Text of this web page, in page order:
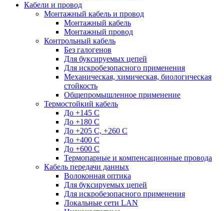
Кабели и провод
Монтажный кабель и провод
Монтажный кабель
Монтажный провод
Контрольный кабель
Без галогенов
Для буксируемых цепей
Для искробезопасного применения
Механическая, химическая, биологическая
стойкость
Общепромышленное применение
Термостойкий кабель
До +145 С
До +180 C
До +205 С, +260 С
До +400 C
До +600 С
Термопарные и компенсационные провода
Кабель передачи данных
Волоконная оптика
Для буксируемых цепей
Для искробезопасного применения
Локальные сети LAN